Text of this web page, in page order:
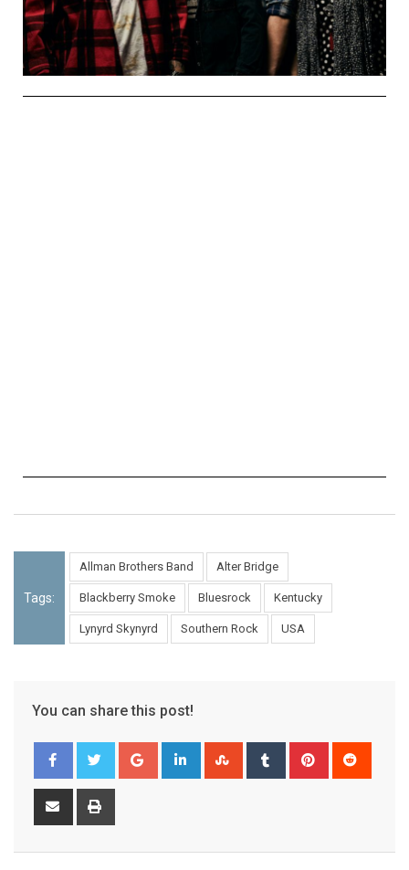
Tags:
Allman Brothers Band Alter Bridge
Blackberry Smoke Bluesrock Kentucky
Lynyrd Skynyrd Southern Rock USA
You can share this post!